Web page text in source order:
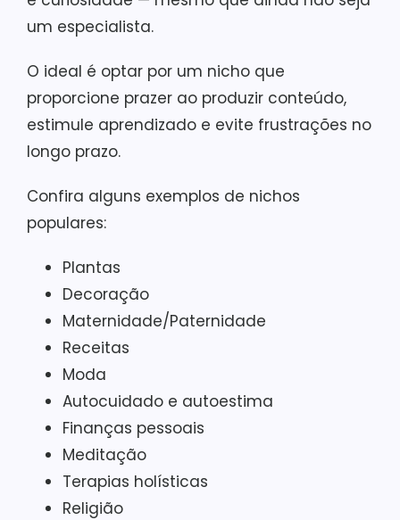
um especialista.
O ideal é optar por um nicho que
proporcione prazer ao produzir conteúdo,
estimule aprendizado e evite frustrações no
longo prazo.
Confira alguns exemplos de nichos
populares:
Plantas
Decoração
Maternidade/Paternidade
Receitas
Moda
Autocuidado e autoestima
Finanças pessoais
Meditação
Terapias holísticas
Religião